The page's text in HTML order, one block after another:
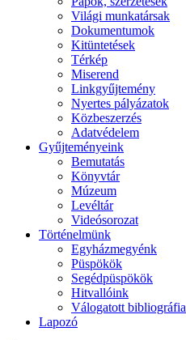
Világi munkatársak
Dokumentumok
Kitüntetések
Térkép
Miserend
Linkgyűjtemény
Nyertes pályázatok
Közbeszerzés
Adatvédelem
Gyűjteményeink
Bemutatás
Könyvtár
Múzeum
Levéltár
Videósorozat
Történelmünk
Egyházmegyénk
Püspökök
Segédpüspökök
Hitvallóink
Válogatott bibliográfia
Lapozó